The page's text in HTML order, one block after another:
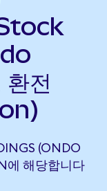
전
(ONDO
에 해당합니다